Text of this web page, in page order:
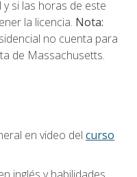
si las horas de este
la licencia. Nota:
no cuenta para
de Massachusetts.
en video del curso
inglés y habilidades